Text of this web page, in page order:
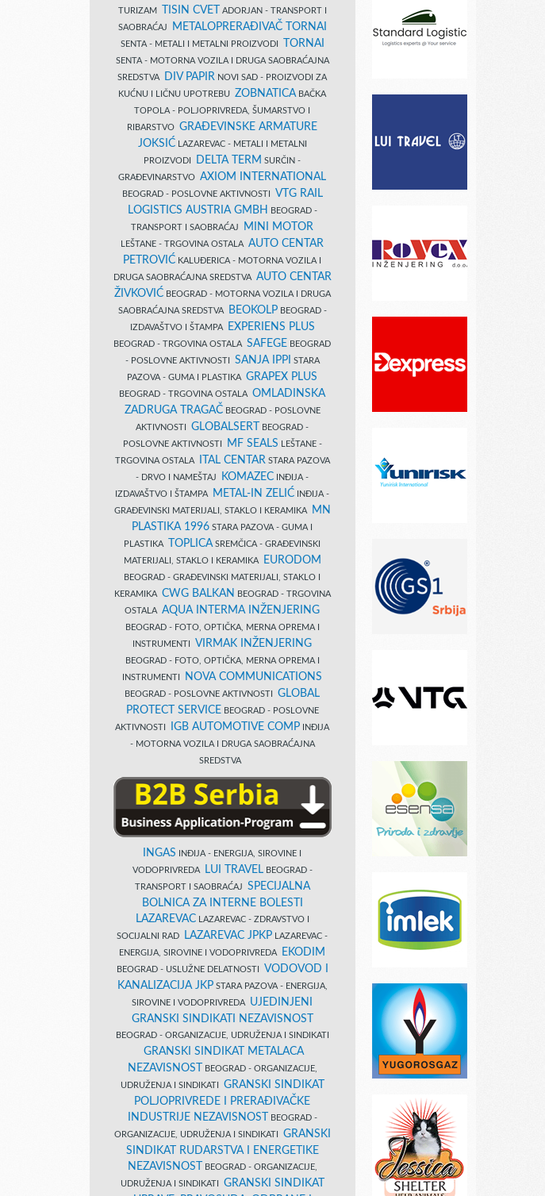
TURIZAM
TISIN CVET
ADORJAN - TRANSPORT I
SAOBRAĆAJ
METALOPRERAĐIVAČ TORNAI
SENTA - METALI I METALNI PROIZVODI TORNAI
SENTA - MOTORNA VOZILA I DRUGA SAOBRAĆAJNA
SREDSTVA
DIV PAPIR NOVI SAD - PROIZVODI ZA
KUĆNU I LIČNU UPOTREBU ZOBNATICA BAČKA
TOPOLA - POLJOPRIVREDA, ŠUMARSTVO I
RIBARSTVO GRAĐEVINSKE ARMATURE
JOKSIĆLAZAREVAC - METALI I METALNI
PROIZVODI
DELTA TERM SURČIN -
GRAĐEVINARSTVO AXIOM INTERNATIONAL
BEOGRAD - POSLOVNE AKTIVNOSTI VTG RAIL
LOGISTICS AUSTRIA GMBH
BEOGRAD -
TRANSPORT I SAOBRAĆAJ
MINI MOTOR
LEŠTANE - TRGOVINA OSTALA AUTO CENTAR
PETROVIĆ KALUĐERICA - MOTORNA VOZILA I
DRUGA SAOBRAĆAJNA SREDSTVA AUTO CENTAR
ŽIVKOVIĆBEOGRAD - MOTORNA VOZILA I DRUGA
SAOBRAĆAJNA SREDSTVA
BEOKOLPBEOGRAD -
IZDAVAŠTVO I ŠTAMPA
EXPERIENS PLUS
BEOGRAD - TRGOVINA OSTALA SAFEGE BEOGRAD
- POSLOVNE AKTIVNOSTI SANJA IPPI
STARA
PAZOVA - GUMA I PLASTIKA GRAPEX PLUS
BEOGRAD - TRGOVINA OSTALA OMLADINSKA
ZADRUGA TRAGAČBEOGRAD - POSLOVNE
AKTIVNOSTI GLOBALSERT
BEOGRAD -
POSLOVNE AKTIVNOSTI
MF SEALS LEŠTANE -
TRGOVINA OSTALA
ITAL CENTAR STARA PAZOVA
- DRVO I NAMEŠTAJ
KOMAZEC INĐIJA -
IZDAVAŠTVO I ŠTAMPA
METAL-IN ZELIĆ INĐIJA -
GRAĐEVINSKI MATERIJALI, STAKLO I KERAMIKA
MN
PLASTIKA 1996 STARA PAZOVA - GUMA I
PLASTIKA
TOPLICA SREMČICA - GRAĐEVINSKI
MATERIJALI, STAKLO I KERAMIKA
EURODOM
BEOGRAD - GRAĐEVINSKI MATERIJALI, STAKLO I
KERAMIKA CWG BALKAN
BEOGRAD - TRGOVINA
OSTALA AQUA INTERMA INŽENJERING
BEOGRAD - FOTO, OPTIČKA, MERNA OPREMA I
INSTRUMENTI VIRMAK INŽENJERING
BEOGRAD - FOTO, OPTIČKA, MERNA OPREMA I
INSTRUMENTI
NOVA COMMUNICATIONS
BEOGRAD - POSLOVNE AKTIVNOSTI GLOBAL
PROTECT SERVICE BEOGRAD - POSLOVNE
AKTIVNOSTI
IGB AUTOMOTIVE COMP INĐIJA
- MOTORNA VOZILA I DRUGA SAOBRAĆAJNA
SREDSTVA
INGAS INĐIJA - ENERGIJA, SIROVINE I
VODOPRIVREDA
LUI TRAVELBEOGRAD -
TRANSPORT I SAOBRAĆAJ SPECIJALNA
BOLNICA ZA INTERNE BOLESTI
LAZAREVACLAZAREVAC - ZDRAVSTVO I
SOCIJALNI RAD
LAZAREVAC JPKP LAZAREVAC -
ENERGIJA, SIROVINE I VODOPRIVREDA
EKODIM
BEOGRAD - USLUŽNE DELATNOSTI VODOVOD I
KANALIZACIJA JKPSTARA PAZOVA - ENERGIJA,
SIROVINE I VODOPRIVREDA UJEDINJENI
GRANSKI SINDIKATI NEZAVISNOST
BEOGRAD - ORGANIZACIJE, UDRUŽENJA I SINDIKATI
GRANSKI SINDIKAT METALACA
NEZAVISNOST
BEOGRAD - ORGANIZACIJE,
UDRUŽENJA I SINDIKATI GRANSKI SINDIKAT
POLJOPRIVREDE I PRERAĐIVAČKE
INDUSTRIJE NEZAVISNOST
BEOGRAD -
ORGANIZACIJE, UDRUŽENJA I SINDIKATI GRANSKI
SINDIKAT RUDARSTVA I ENERGETIKE
NEZAVISNOST
BEOGRAD - ORGANIZACIJE,
UDRUŽENJA I SINDIKATI GRANSKI SINDIKAT